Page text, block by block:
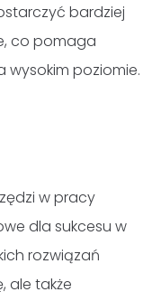
bardziej
co pomaga
poziomie.
w pracy
dla sukcesu w
rozwiązań
ale także